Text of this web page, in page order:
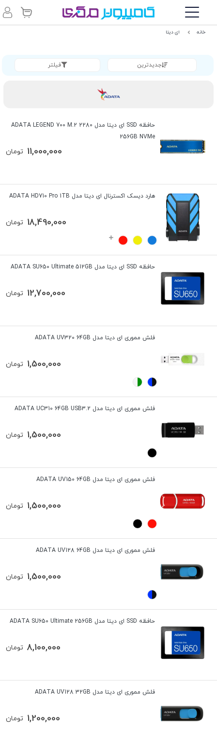
خانه ای دیتا
جدیدترین فیلتر
حافظه SSD ای دیتا مدل ADATA LEGEND 700 M.2 2280
256GB NVMe
تومان 11,000,000
هارد دیسک اکسترنال ای دیتا مدل ADATA HD710 Pro 1TB
تومان 18,490,000
حافظه SSD ای دیتا مدل ADATA SU650 Ultimate 512GB
تومان 12,700,000
فلش مموری ای دیتا مدل ADATA UV320 64GB
تومان 1,500,000
فلش مموری ای دیتا مدل ADATA UC310 64GB USB3.2
تومان 1,500,000
فلش مموری ای دیتا مدل ADATA UV150 64GB
تومان 1,500,000
فلش مموری ای دیتا مدل ADATA UV128 64GB
تومان 1,500,000
حافظه SSD ای دیتا مدل ADATA SU650 Ultimate 256GB
تومان 8,100,000
فلش مموری ای دیتا مدل ADATA UV128 32GB
تومان 1,200,000